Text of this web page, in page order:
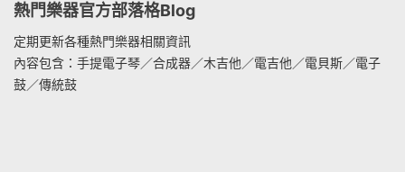
熱門樂器官方部落格Blog
定期更新各種熱門樂器相關資訊
內容包含：手提電子琴／合成器／木吉他／電吉他／電貝斯／電子
鼓／傳統鼓